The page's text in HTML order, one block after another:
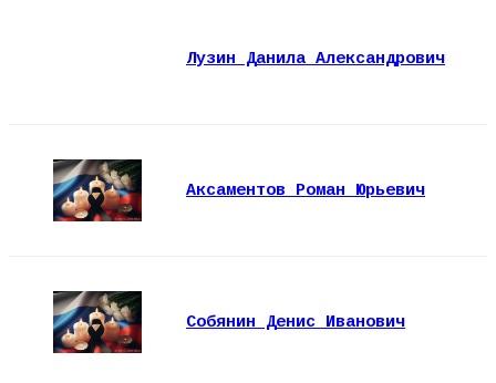
Лузин Данила Александрович
Аксаментов Роман Юрьевич
Собянин Денис Иванович